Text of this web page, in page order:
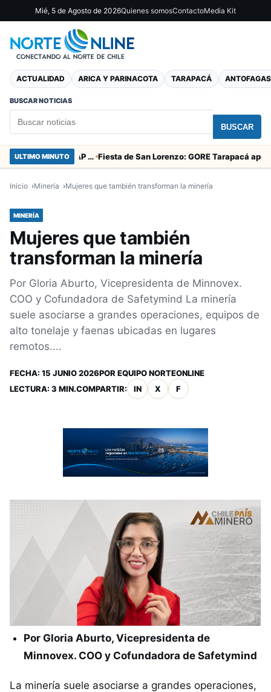
Mié, 5 de Agosto de 2026Quienes somosContactoMedia Kit
ACTUALIDAD ARICA Y PARINACOTA TARAPACÁ
BUSCAR NOTICIAS
BUSCAR
ULTIMO MINUTO
Centro de Desarrollo de Negocios Sercotec-INACAP inaugura Academia de Mujeres Empresarias 2026
Inicio Minería Mujeres que también transforman la minería
MINERÍA
Mujeres que también
transforman la minería
Por Gloria Aburto, Vicepresidenta de Minnovex.
COO y Cofundadora de Safetymind La minería
suele asociarse a grandes operaciones, equipos de
alto tonelaje y faenas ubicadas en lugares
remotos....
FECHA: 15 JUNIO 2026POR EQUIPO NORTEONLINE
LECTURA: 3 MIN.COMPARTIR: IN X F
Por Gloria Aburto, Vicepresidenta de
Minnovex. COO y Cofundadora de Safetymind
La minería suele asociarse a grandes operaciones,